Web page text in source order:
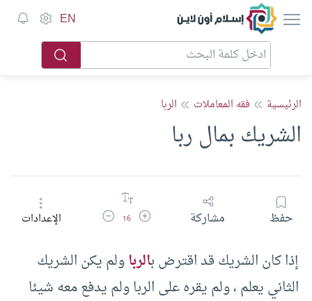
إسلام أون لاين EN
الرئيسية فقه المعاملات الربا
الشريك بمال ربا
حفظ مشاركة زيادة حجم الخط
16 تقليل حجم الخطالإعدادات
إذا كان الشريك قد اقترض بالرباولم يكن الشريك
الثاني يعلم ، ولم يقره على الربا ولم يدفع معه شيئا